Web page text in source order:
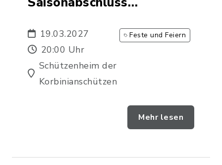
Rechtmehring
19.03.2027
20:00 Uhr
Schützenheim der
Korbinianschützen
Feste und Feiern
Mehr lesen